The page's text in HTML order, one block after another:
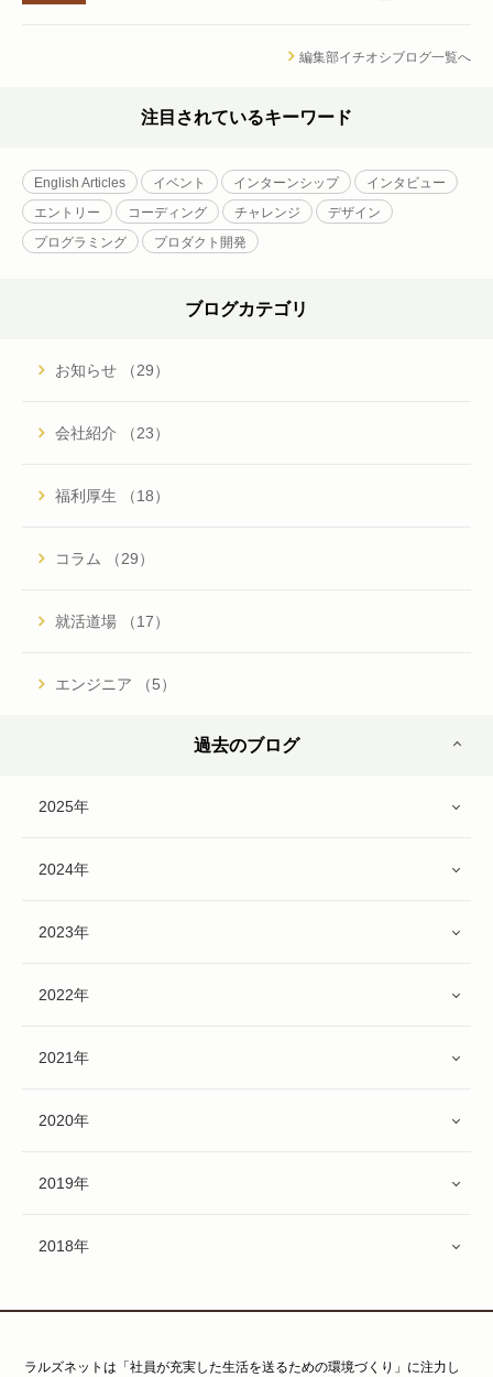
編集部イチオシブログ一覧へ
注目されているキーワード
English Articles イベント インターンシップ
インタビュー
エントリー
コーディング チャレンジ
デザイン
プログラミング
プロダクト開発
ブログカテゴリ
お知らせ （29）
会社紹介 （23）
福利厚生 （18）
コラム （29）
就活道場 （17）
エンジニア （5）
過去のブログ
2025年
2024年
2023年
2022年
2021年
2020年
2019年
2018年
ラルズネットは「社員が充実した生活を送るための環境づくり」に注力し